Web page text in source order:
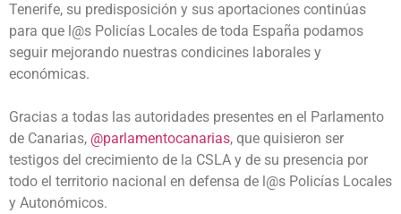
Tenerife, su predisposición y sus aportaciones continúas
para que l@s Policías Locales de toda España podamos
seguir mejorando nuestras condicines laborales y
económicas.
Gracias a todas las autoridades presentes en el Parlamento
de Canarias, @parlamentocanarias, que quisieron ser
testigos del crecimiento de la CSLA y de su presencia por
todo el territorio nacional en defensa de l@s Policías Locales
y Autonómicos.